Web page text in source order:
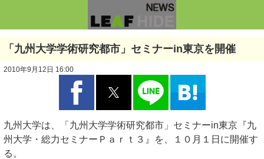
「九州大学学術研究都市」セミナーin東京を開催
2010年9月12日 16:00
九州大学は、「九州大学学術研究都市」セミナーin東京『九
州大学・総力セミナーＰａｒｔ３』を、１０月１日に開催す
る。